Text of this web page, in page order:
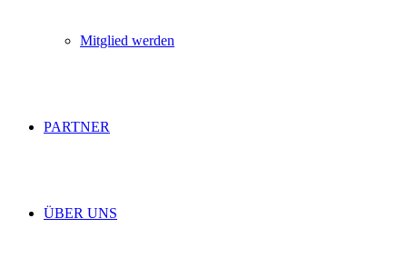
Mitglied werden
PARTNER
ÜBER UNS